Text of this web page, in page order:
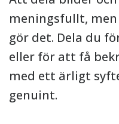
meningsfullt,
gör det. Dela du
eller för att få
med ett ärligt
genuint.